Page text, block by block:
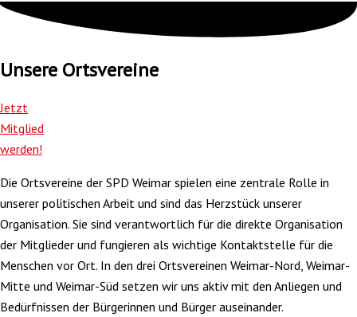
Unsere Ortsvereine
Jetzt
Mitglied
werden!
Die Ortsvereine der SPD Weimar spielen eine zentrale Rolle in
unserer politischen Arbeit und sind das Herzstück unserer
Organisation. Sie sind verantwortlich für die direkte Organisation
der Mitglieder und fungieren als wichtige Kontaktstelle für die
Menschen vor Ort. In den drei Ortsvereinen Weimar-Nord, Weimar-
Mitte und Weimar-Süd setzen wir uns aktiv mit den Anliegen und
Bedürfnissen der Bürgerinnen und Bürger auseinander.